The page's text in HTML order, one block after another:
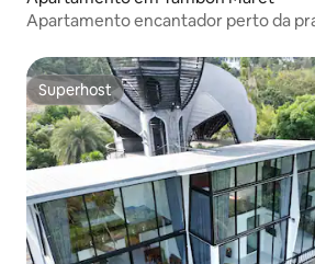
Apartamento encantador perto da
Superhost
Superhost